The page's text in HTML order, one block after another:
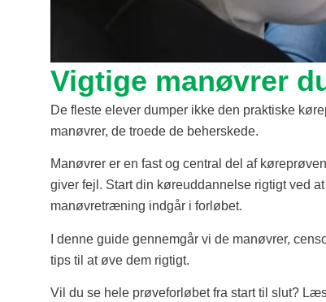
Vigtige manøvrer
De fleste elever dumper ikke den praktiske
manøvrer, de troede de beherskede.
Manøvrer er en fast og central del af
giver fejl. Start din køreuddannelse rigtigt ved
manøvretræning indgår i forløbet.
I denne guide gennemgår vi de manøvrer,
tips til at øve dem rigtigt.
Vil du se hele prøveforløbet fra start til slut?